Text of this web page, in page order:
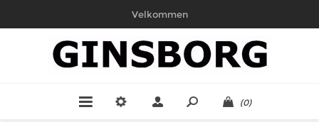
Velkommen
(0)